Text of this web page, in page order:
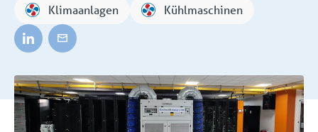
Klimaanlagen
Kühlmaschinen